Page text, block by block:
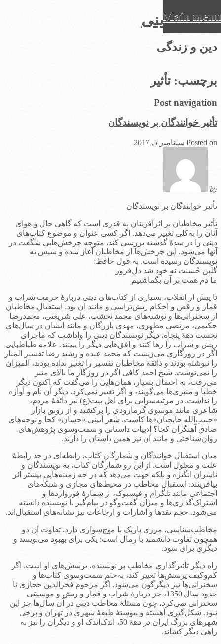
عرفان دینی
دین و زندگی
Main menu
to
content
برچسب: تأثیر
Post navigation
تأثیر خوانندگان بر نویسندگان
Posted on سپتامبر 5, 2017
by
تأثیر خوانندگان بر نویسندگان
تأثیر مخاطبان بر اثرآفرینان به قدری است که گاهی حال و هوای
آنان را به‌کلی تغییر می‌دهد. اگر کسی عنوان و موضوع کتاب‌های
دینی را در سدۀ گذشته بررسی کند، متوجه چرخش‌هایی شگفت در
آنها می‌شود. این چرخش‌ها از مخاطبان آغاز شده و سپس به
نویسندگان رسیده است. به قول حافظ:
گلبن حُسنت نه خود شد دل‌فروز
ما دم همت بر آن بگماشتیم
تا پیش از انقلاب، بسیاری از کتاب‌های دینی دربارۀ حرمت شراب و
قمار و رقص و احکام ریش‌تراشی و مانند آن بود. استقبال مخاطبان
از سخنرانی‌ها و نوشته‌های محمد نخشب، علی شریعتی، محمدرضا
حکیمی، مرتضی مطهری، مهدی بازرگان و مانند ایشان در سال‌های
نخست دهۀ پنجاه، دیگر نویسندگان دینی را واداشت که ماجرای
ریش و شراب را رها کنند و افق‌هایی دیگر را ببینند. علامه ‌طباطبایی
اگر در روزگاری می‌زیست که محمد عبده و رشید رضا تفسیر المنار
را ننوشته بودند و ذائقۀ مخاطبان تفسیر را تغییر نداده بودند، المیزان
را نمی‌نوشت. شیخ احمد کافی اگر در روزگار ما بالای منبر
می‌رفت، به احتمال بسیار، همان‌هایی را می‌گفت که اکنون دیگر
خطبا و منبری‌ها می‌گویند، و اگر تغییر نمی‌کرد، دیگر آن نام و آوازه
را نداشت. در مرثیه‌سرایی برای اهل بیت(ع) نیز ذائقۀ مردم،
شاعری مانند موسوی گرمارودی را برکشید و از رونق بازار
«حبیب‌الله چایچیان‌»ها کاست. شعر آیینی «حسان» کجا و نوحه‌های
صادق آهنگران کجا؟ ادبیات داستانی و سمت‌وسوی پژوهش‌های
روان‌شناختی و مانند آن نیز همین داستان را دارند.
میان استقبال خوانندگان و شمارگان کتاب، رابطه‌ای در حد رابطۀ
علت و معلول است. از این رو شمارگان کتاب، به نویسندگان و
ناشران انگیزه و بلکه جهت می‌دهد که در چه زمینه‌هایی بیشتر اثر
بیافرینند. استقبال مخاطب در محیط‌های مجازی و شبکه‌های
اجتماعی مانند تلگرام و فیسبوک، از شمارۀ فورواردها و
اشتراک‌گذاری‌ها و میزان گفت‌وگو در پیام‌گیر با نویسنده دانسته
می‌شود. حجم نقدها و اشارات و ارجاعات نیز نشانه‌های استقبال‌اند.
مخاطب‌شناسی، مرزی باریک با موج‌سواری دارد. تفاوت آن دو
همچون تفاوت دانشمند با رمال است: یکی برای بهبود می‌نویسد و
دیگری برای سود.
راه دیگر تأثیرگذاری مخاطب بر نویسنده، پرسش‌های او است. اگر
کم‌وکیف پرسش‌ها تغییر کند، به‌حتم سمت‌وسوی کتاب‌ها و
سخنرانی‌ها نیز دیگرگون می‌شود. اگر مرحوم فخرالدین حجازی تا
حدود سال 1350، جز دربارۀ شراب و قمار و ریش و موسیقی
سخنرانی نمی‌کرد، چون مسئلۀ مخاطب دینی در آن سال‌ها جز این
نبود. شکل‌گیری آهسته و پیوستۀ طبقۀ شهری در تهران و برخی
شهرهای بزرگ ایران در دهۀ 50، اندک‌اندک او و دیگران را نیز به
راهی دیگر کشاند.